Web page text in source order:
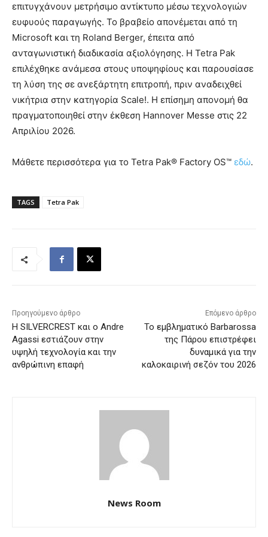
επιτυγχάνουν μετρήσιμο αντίκτυπο μέσω τεχνολογιών
ευφυούς παραγωγής. Το βραβείο απονέμεται από τη
Microsoft και τη Roland Berger, έπειτα από
ανταγωνιστική διαδικασία αξιολόγησης. Η Tetra Pak
επιλέχθηκε ανάμεσα στους υποψηφίους και παρουσίασε
τη λύση της σε ανεξάρτητη επιτροπή, πριν αναδειχθεί
νικήτρια στην κατηγορία Scale!. Η επίσημη απονομή θα
πραγματοποιηθεί στην έκθεση Hannover Messe στις 22
Απριλίου 2026.
Μάθετε περισσότερα για το Tetra Pak® Factory OS™ εδώ.
TAGS Tetra Pak
Προηγούμενο άρθρο
Η SILVERCREST και ο Andre
Agassi εστιάζουν στην
υψηλή τεχνολογία και την
ανθρώπινη επαφή
Επόμενο άρθρο
Το εμβληματικό Barbarossa
της Πάρου επιστρέφει
δυναμικά για την
καλοκαιρινή σεζόν του 2026
News Room